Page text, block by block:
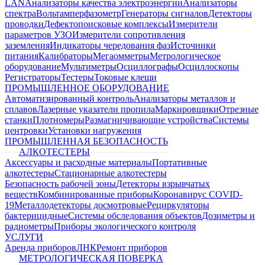
LANАнализаторы качества электроэнергииАнализаторы
спектраВольтамперфазометрГенераторы сигналовДетекторы
проводкиДефектопоисковые комплексыИзмерители
параметров УЗОИзмерители сопротивления
заземленияИндикаторы чередования фазИсточники
питанияКалибраторыМегаомметрыМетрологическое
оборудованиеМультиметрыОсциллографыОсциллоскопы
РегистраторыТестерыТоковые клещи
ПРОМЫШЛЕННОЕ ОБОРУДОВАНИЕ
Автоматизированный контрольАнализаторы металлов и
сплавовЛазерные указатели пропилаМаркировщикиОтрезные
станкиПлотномерыРазмагничивающие устройстваСистемы
центровкиУстановки нагружения
ПРОМЫШЛЕННАЯ БЕЗОПАСНОСТЬ
АЛКОТЕСТЕРЫ
Аксессуары и расходные материалыПортативные
алкотестерыСтационарные алкотестеры
Безопасность рабочей зоныДетекторы взрывчатых
веществКомбинированные приборыКоронавирус COVID-
19Металлодетекторы досмотровыеРециркуляторы
бактерицидныеСистемы обследования объектовДозиметры и
радиометрыПриборы экологического контроля
УСЛУГИ
Аренда приборовЛНКРемонт приборов
МЕТРОЛОГИЧЕСКАЯ ПОВЕРКА